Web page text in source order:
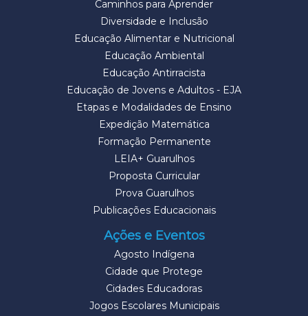
Caminhos para Aprender
Diversidade e Inclusão
Educação Alimentar e Nutricional
Educação Ambiental
Educação Antirracista
Educação de Jovens e Adultos - EJA
Etapas e Modalidades de Ensino
Expedição Matemática
Formação Permanente
LEIA+ Guarulhos
Proposta Curricular
Prova Guarulhos
Publicações Educacionais
Ações e Eventos
Agosto Indígena
Cidade que Protege
Cidades Educadoras
Jogos Escolares Municipais